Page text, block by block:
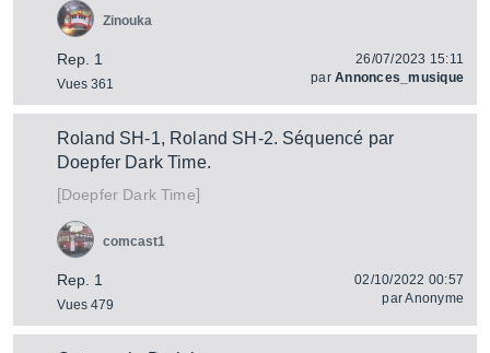
Rep. 1
Vues 361
Zinouka
26/07/2023 15:11
parAnnonces_musique
Roland SH-1, Roland SH-2. Séquencé par
Doepfer Dark Time.
[Doepfer Dark Time]
Rep. 1
Vues 479
comcast1
02/10/2022 00:57
parAnonyme